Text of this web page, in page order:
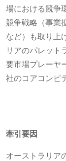
場における競争
競争戦略（事業
など）も取り上
リアのパレット
要市場プレーヤ
社のコアコンピ
牽引要因
オーストラリア